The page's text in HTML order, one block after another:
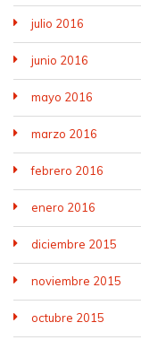
julio 2016
junio 2016
mayo 2016
marzo 2016
febrero 2016
enero 2016
diciembre 2015
noviembre 2015
octubre 2015